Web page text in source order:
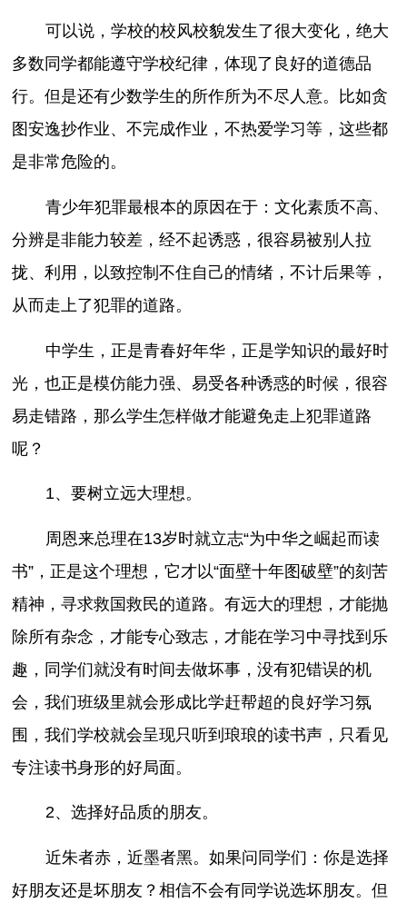
可以说，学校的校风校貌发生了很大变化，绝大
多数同学都能遵守学校纪律，体现了良好的道德品
行。但是还有少数学生的所作所为不尽人意。比如贪
图安逸抄作业、不完成作业，不热爱学习等，这些都
是非常危险的。
青少年犯罪最根本的原因在于：文化素质不高、
分辨是非能力较差，经不起诱惑，很容易被别人拉
拢、利用，以致控制不住自己的情绪，不计后果等，
从而走上了犯罪的道路。
中学生，正是青春好年华，正是学知识的最好时
光，也正是模仿能力强、易受各种诱惑的时候，很容
易走错路，那么学生怎样做才能避免走上犯罪道路
呢？
1、要树立远大理想。
周恩来总理在13岁时就立志“为中华之崛起而读
书”，正是这个理想，它才以“面壁十年图破壁”的刻苦
精神，寻求救国救民的道路。有远大的理想，才能抛
除所有杂念，才能专心致志，才能在学习中寻找到乐
趣，同学们就没有时间去做坏事，没有犯错误的机
会，我们班级里就会形成比学赶帮超的良好学习氛
围，我们学校就会呈现只听到琅琅的读书声，只看见
专注读书身形的好局面。
2、选择好品质的朋友。
近朱者赤，近墨者黑。如果问同学们：你是选择
好朋友还是坏朋友？相信不会有同学说选坏朋友。但